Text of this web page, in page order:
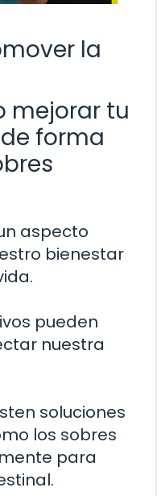
la
mejorar tu
forma
aspecto
bienestar
pueden
nuestra
soluciones
los sobres
para